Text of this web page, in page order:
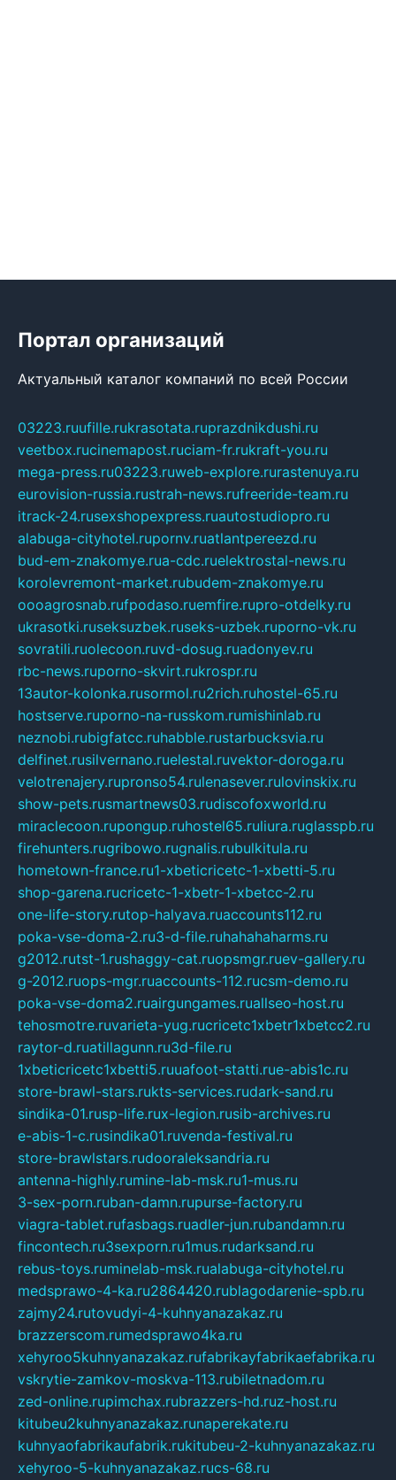
Портал организаций
Актуальный каталог компаний по всей России
03223.ruufille.rukrasotata.ruprazdnikdushi.ru
veetbox.rucinemapost.ruciam-fr.rukraft-you.ru
mega-press.ru03223.ruweb-explore.rurastenuya.ru
eurovision-russia.rustrah-news.rufreeride-team.ru
itrack-24.rusexshopexpress.ruautostudiopro.ru
alabuga-cityhotel.rupornv.ruatlantpereezd.ru
bud-em-znakomye.rua-cdc.ruelektrostal-news.ru
korolevremont-market.rubudem-znakomye.ru
oooagrosnab.rufpodaso.ruemfire.rupro-otdelky.ru
ukrasotki.ruseksuzbek.ruseks-uzbek.ruporno-vk.ru
sovratili.ruolecoon.ruvd-dosug.ruadonyev.ru
rbc-news.ruporno-skvirt.rukrospr.ru
13autor-kolonka.rusormol.ru2rich.ruhostel-65.ru
hostserve.ruporno-na-russkom.rumishinlab.ru
neznobi.rubigfatcc.ruhabble.rustarbucksvia.ru
delfinet.rusilvernano.ruelestal.ruvektor-doroga.ru
velotrenajery.rupronso54.rulenasever.rulovinskix.ru
show-pets.rusmartnews03.rudiscofoxworld.ru
miraclecoon.rupongup.ruhostel65.ruliura.ruglasspb.ru
firehunters.rugribowo.rugnalis.rubulkitula.ru
hometown-france.ru1-xbeticricetc-1-xbetti-5.ru
shop-garena.rucricetc-1-xbetr-1-xbetcc-2.ru
one-life-story.rutop-halyava.ruaccounts112.ru
poka-vse-doma-2.ru3-d-file.ruhahahaharms.ru
g2012.rutst-1.rushaggy-cat.ruopsmgr.ruev-gallery.ru
g-2012.ruops-mgr.ruaccounts-112.rucsm-demo.ru
poka-vse-doma2.ruairgungames.ruallseo-host.ru
tehosmotre.ruvarieta-yug.rucricetc1xbetr1xbetcc2.ru
raytor-d.ruatillagunn.ru3d-file.ru
1xbeticricetc1xbetti5.ruuafoot-statti.rue-abis1c.ru
store-brawl-stars.rukts-services.rudark-sand.ru
sindika-01.rusp-life.rux-legion.rusib-archives.ru
e-abis-1-c.rusindika01.ruvenda-festival.ru
store-brawlstars.rudooraleksandria.ru
antenna-highly.rumine-lab-msk.ru1-mus.ru
3-sex-porn.ruban-damn.rupurse-factory.ru
viagra-tablet.rufasbags.ruadler-jun.rubandamn.ru
fincontech.ru3sexporn.ru1mus.rudarksand.ru
rebus-toys.ruminelab-msk.rualabuga-cityhotel.ru
medsprawo-4-ka.ru2864420.rublagodarenie-spb.ru
zajmy24.rutovudyi-4-kuhnyanazakaz.ru
brazzerscom.rumedsprawo4ka.ru
xehyroo5kuhnyanazakaz.rufabrikayfabrikaefabrika.ru
vskrytie-zamkov-moskva-113.rubiletnadom.ru
zed-online.rupimchax.rubrazzers-hd.ruz-host.ru
kitubeu2kuhnyanazakaz.runaperekate.ru
kuhnyaofabrikaufabrik.rukitubeu-2-kuhnyanazakaz.ru
xehyroo-5-kuhnyanazakaz.rucs-68.ru